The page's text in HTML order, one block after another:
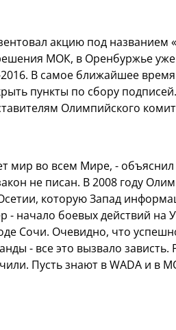
акцию под
МОК, в Оренбуржье
В самое ближайшее
пункты по сбору
Олимпийского
мир во всем Мире, -
не писан. В 2008 году
которую Запад
- начало боевых действий на
Сочи. Очевидно, что
- все это вызвало
Пусть знают в WADA и